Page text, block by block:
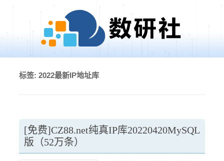
标签: 2022最新IP地址库
[免费]CZ88.net纯真IP库20220420MySQL
版（52万条）